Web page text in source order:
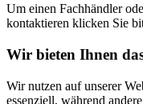
Um einen Fachhändler
kontaktieren klicken Sie
Wir bieten Ihnen
Wir nutzen auf unserer
essenziell, während